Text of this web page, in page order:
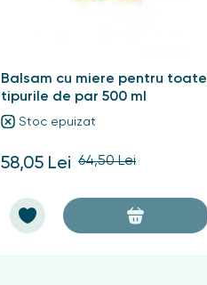
Balsam cu miere pentru toate
tipurile de par 500 ml
Stoc epuizat
58,05 Lei 64,50 Lei